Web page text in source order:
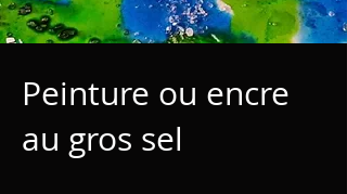
Peinture ou encre
au gros sel